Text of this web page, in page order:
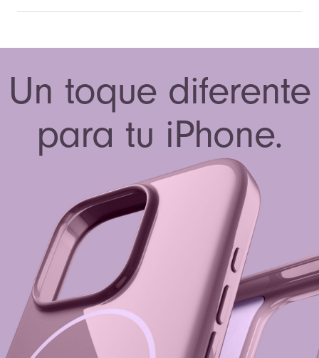
Un toque diferente
para tu iPhone.